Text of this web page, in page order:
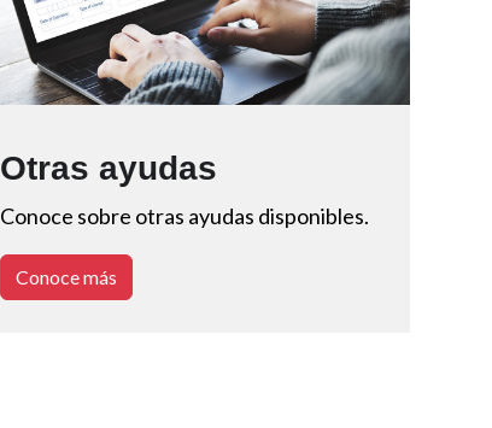
Otras ayudas
Conoce sobre otras ayudas disponibles.
Conoce más